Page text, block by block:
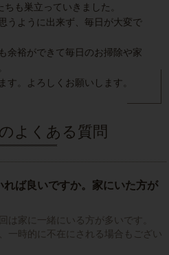
も巣立っていきました。
うように出来ず、毎日が大変で
余裕ができて毎日のお掃除や家
す。よろしくお願いします。
よくある質問
れば良いですか。家にいた方が
は家に一緒にいる方が多いです。
一時的に不在にされる場合もござい